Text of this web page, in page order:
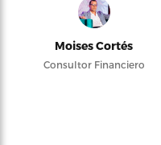
Moises Cortés
Consultor Financiero